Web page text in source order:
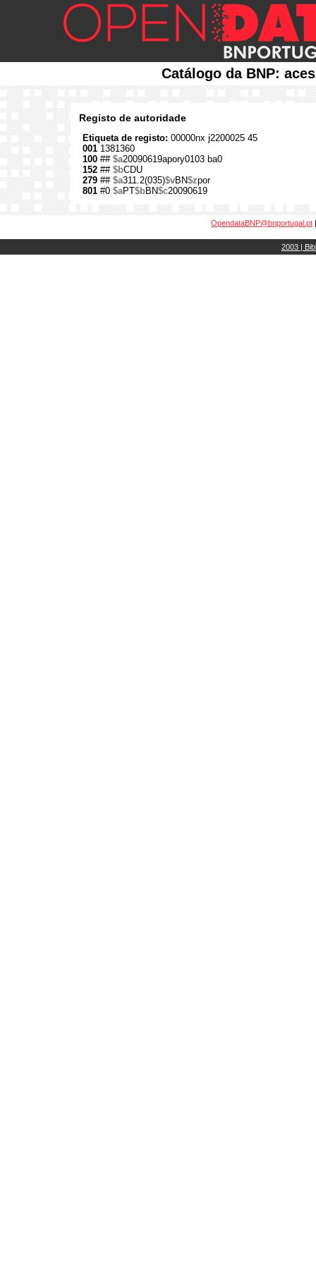
Catálogo da BNP:
Registo de autoridade
Etiqueta de registo: 00000nx j2200025 45
001 1381360
100 ## $a20090619apory0103 ba0
152 ## $bCDU
279 ## $a311.2(035)$vBN$zpor
801 #0 $aPT$bBN$c20090619
OpendataBNP@bnportugal.pt
2003 |